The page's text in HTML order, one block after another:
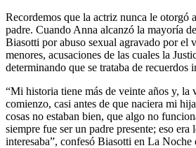
Recordemos que la actriz nunca le otorgó
padre. Cuando Anna alcanzó la mayoría
Biasotti por abuso sexual agravado por el
menores, acusaciones de las cuales la
determinando que se trataba de recuerdos
“Mi historia tiene más de veinte años y, la
comienzo, casi antes de que naciera mi
cosas no estaban bien, que algo no
siempre fue ser un padre presente; eso era
interesaba”, confesó Biasotti en La